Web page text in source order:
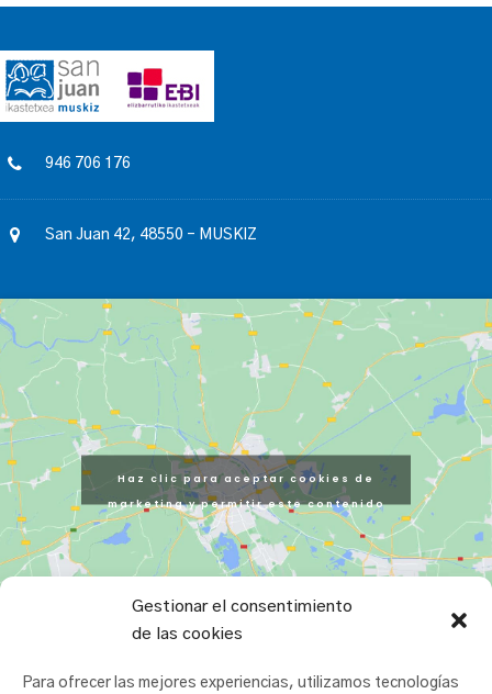
Gestionar el consentimiento
de las cookies
Para ofrecer las mejores experiencias, utilizamos tecnologías
946 706 176
San Juan 42, 48550 – MUSKIZ
Haz clic para aceptar cookies de
marketing y permitir este contenido